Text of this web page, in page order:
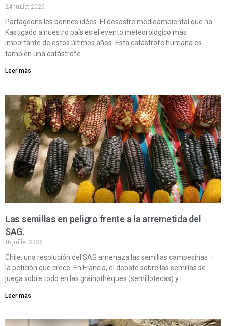
24 juillet 2026
Partageons les bonnes idées. El desastre medioambiental que ha
Kastigado a nuestro país es el evento meteorológico más
importante de estos últimos años. Esta catástrofe humana es
también una catástrofe…
Leer màs
Las semillas en peligro frente a la arremetida del
SAG.
16 juillet 2026
Chile: una resolución del SAG amenaza las semillas campesinas —
la petición que crece. En Francia, el debate sobre las semillas se
juega sobre todo en las grainothèques (semillotecas) y…
Leer màs